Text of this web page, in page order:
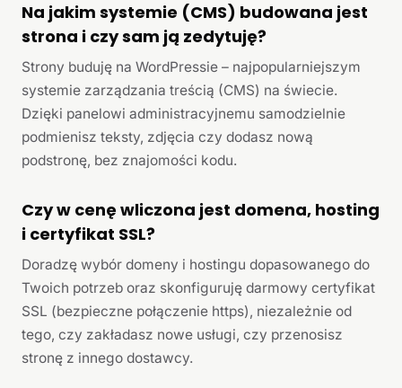
Na jakim systemie (CMS) budowana jest
strona i czy sam ją zedytuję?
Strony buduję na WordPressie – najpopularniejszym
systemie zarządzania treścią (CMS) na świecie.
Dzięki panelowi administracyjnemu samodzielnie
podmienisz teksty, zdjęcia czy dodasz nową
podstronę, bez znajomości kodu.
Czy w cenę wliczona jest domena, hosting
i certyfikat SSL?
Doradzę wybór domeny i hostingu dopasowanego do
Twoich potrzeb oraz skonfiguruję darmowy certyfikat
SSL (bezpieczne połączenie https), niezależnie od
tego, czy zakładasz nowe usługi, czy przenosisz
stronę z innego dostawcy.